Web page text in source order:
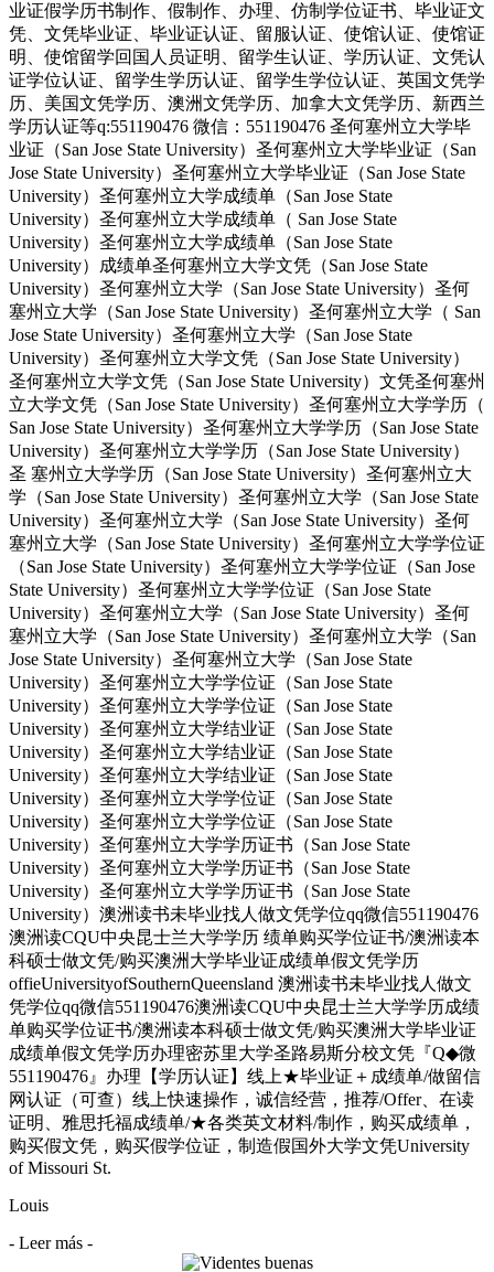
业证假学历书制作、假制作、办理、仿制学位证书、毕业证文
凭、文凭毕业证、毕业证认证、留服认证、使馆认证、使馆证
明、使馆留学回国人员证明、留学生认证、学历认证、文凭认
证学位认证、留学生学历认证、留学生学位认证、英国文凭学
历、美国文凭学历、澳洲文凭学历、加拿大文凭学历、新西兰
学历认证等q:551190476 微信：551190476 圣何塞州立大学毕
业证（San Jose State University）圣何塞州立大学毕业证（San
Jose State University）圣何塞州立大学毕业证（San Jose State
University）圣何塞州立大学成绩单（San Jose State
University）圣何塞州立大学成绩单（ San Jose State
University）圣何塞州立大学成绩单（San Jose State
University）成绩单圣何塞州立大学文凭（San Jose State
University）圣何塞州立大学（San Jose State University）圣何
塞州立大学（San Jose State University）圣何塞州立大学（ San
Jose State University）圣何塞州立大学（San Jose State
University）圣何塞州立大学文凭（San Jose State University）
圣何塞州立大学文凭（San Jose State University）文凭圣何塞州
立大学文凭（San Jose State University）圣何塞州立大学学历（
San Jose State University）圣何塞州立大学学历（San Jose State
University）圣何塞州立大学学历（San Jose State University）
圣 塞州立大学学历（San Jose State University）圣何塞州立大
学（San Jose State University）圣何塞州立大学（San Jose State
University）圣何塞州立大学（San Jose State University）圣何
塞州立大学（San Jose State University）圣何塞州立大学学位证
（San Jose State University）圣何塞州立大学学位证（San Jose
State University）圣何塞州立大学学位证（San Jose State
University）圣何塞州立大学（San Jose State University）圣何
塞州立大学（San Jose State University）圣何塞州立大学（San
Jose State University）圣何塞州立大学（San Jose State
University）圣何塞州立大学学位证（San Jose State
University）圣何塞州立大学学位证（San Jose State
University）圣何塞州立大学结业证（San Jose State
University）圣何塞州立大学结业证（San Jose State
University）圣何塞州立大学结业证（San Jose State
University）圣何塞州立大学学位证（San Jose State
University）圣何塞州立大学学位证（San Jose State
University）圣何塞州立大学学历证书（San Jose State
University）圣何塞州立大学学历证书（San Jose State
University）圣何塞州立大学学历证书（San Jose State
University）澳洲读书未毕业找人做文凭学位qq微信551190476
澳洲读CQU中央昆士兰大学学历 绩单购买学位证书/澳洲读本
科硕士做文凭/购买澳洲大学毕业证成绩单假文凭学历
offieUniversityofSouthernQueensland 澳洲读书未毕业找人做文
凭学位qq微信551190476澳洲读CQU中央昆士兰大学学历成绩
单购买学位证书/澳洲读本科硕士做文凭/购买澳洲大学毕业证
成绩单假文凭学历办理密苏里大学圣路易斯分校文凭『Q◆微
551190476』办理【学历认证】线上★毕业证＋成绩单/做留信
网认证（可查）线上快速操作，诚信经营，推荐/Offer、在读
证明、雅思托福成绩单/★各类英文材料/制作，购买成绩单，
购买假文凭，购买假学位证，制造假国外大学文凭University
of Missouri St.
Louis
- Leer más -